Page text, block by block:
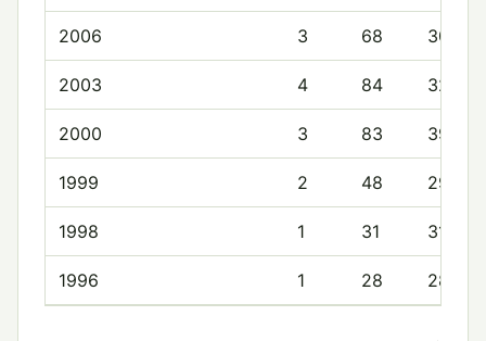
2006 3 68 30.3
2003 4 84 32.5
2000 3 83 39.3
1999 2 48 29.0
1998 1 31 31.0
1996 1 28 28.0